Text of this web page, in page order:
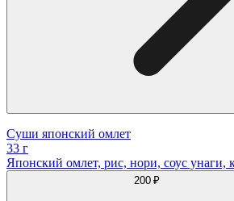
Суши японский омлет
33 г
Японский омлет, рис, нори, соус унаги,
200 ₽